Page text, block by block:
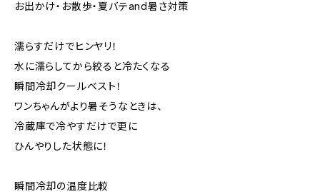
お出かけ・お散歩・夏バテand暑さ対策
濡らすだけでヒンヤリ！
水に濡らしてから絞ると冷たくなる
瞬間冷却クールベスト！
ワンちゃんがより暑そうなときは、
冷蔵庫で冷やすだけで更に
ひんやりした状態に！
瞬間冷却の温度比較